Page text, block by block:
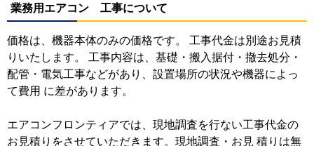
業務用エアコン 工事について
価格は、機器本体のみの価格です。 工事代金は別途お見積
りいたします。 工事内容は、基礎・搬入据付・撤去処分・
配管・電気工事などがあり、設置場所の状況や機器によっ
て費用 に差があります。
エアコンフロンティアでは、現地調査を行ない工事代金の
お見積りをさせていただきます。現地調査・お見 積りは無